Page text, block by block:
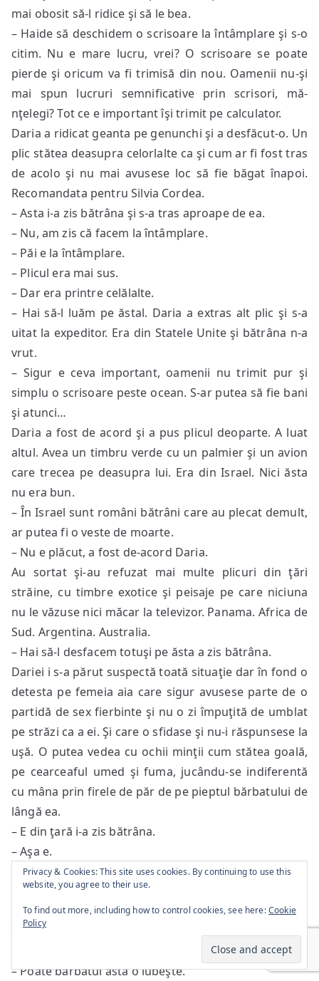
mai obosit să-l ridice şi să le bea.
– Haide să deschidem o scrisoare la întâmplare şi s-o
citim. Nu e mare lucru, vrei? O scrisoare se poate
pierde şi oricum va fi trimisă din nou. Oamenii nu-şi
mai spun lucruri semnificative prin scrisori, mă-
nţelegi? Tot ce e important îşi trimit pe calculator.
Daria a ridicat geanta pe genunchi şi a desfăcut-o. Un
plic stătea deasupra celorlalte ca şi cum ar fi fost tras
de acolo şi nu mai avusese loc să fie băgat înapoi.
Recomandata pentru Silvia Cordea.
– Asta i-a zis bătrâna şi s-a tras aproape de ea.
– Nu, am zis că facem la întâmplare.
– Păi e la întâmplare.
– Plicul era mai sus.
– Dar era printre celălalte.
– Hai să-l luăm pe ăstal. Daria a extras alt plic şi s-a
uitat la expeditor. Era din Statele Unite şi bătrâna n-a
vrut.
– Sigur e ceva important, oamenii nu trimit pur şi
simplu o scrisoare peste ocean. S-ar putea să fie bani
şi atunci…
Daria a fost de acord şi a pus plicul deoparte. A luat
altul. Avea un timbru verde cu un palmier şi un avion
care trecea pe deasupra lui. Era din Israel. Nici ăsta
nu era bun.
– În Israel sunt români bătrâni care au plecat demult,
ar putea fi o veste de moarte.
– Nu e plăcut, a fost de-acord Daria.
Au sortat şi-au refuzat mai multe plicuri din ţări
străine, cu timbre exotice şi peisaje pe care niciuna
nu le văzuse nici măcar la televizor. Panama. Africa de
Sud. Argentina. Australia.
– Hai să-l desfacem totuşi pe ăsta a zis bătrâna.
Dariei i s-a părut suspectă toată situaţie dar în fond o
detesta pe femeia aia care sigur avusese parte de o
partidă de sex fierbinte şi nu o zi împuţită de umblat
pe străzi ca a ei. Şi care o sfidase şi nu-i răspunsese la
uşă. O putea vedea cu ochii minţii cum stătea goală,
pe cearceaful umed şi fuma, jucându-se indiferentă
cu mâna prin firele de păr de pe pieptul bărbatului de
lângă ea.
– E din ţară i-a zis bătrâna.
– Aşa e.
– E de la un bărbat.
– Ea se culcă cu altul s-a trezit Daria spunând.
– Şi eu cred asta i-a spus bătrâna conspirativ. Uneori
îi aud cum gem prin pereţi.
– Poate bărbatul ăsta o iubeşte.
Privacy & Cookies: This site uses cookies. By continuing to use this
website, you agree to their use.
To find out more, including how to control cookies, see here:Cookie
Policy